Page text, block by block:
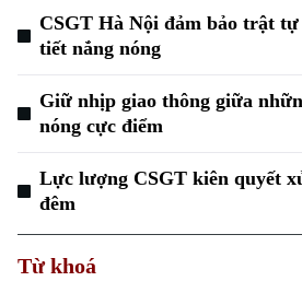
CSGT Hà Nội đảm bảo trật
tiết nắng nóng
Giữ nhịp giao thông giữa
nóng cực điểm
Lực lượng CSGT kiên quyết
đêm
Từ khoá